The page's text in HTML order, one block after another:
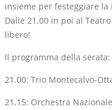
insieme per festeggiare la
Dalle 21.00 in poi al
libero!
Il programma della serata:
21.00: Trio Montecalvo-
21.15: Orchestra